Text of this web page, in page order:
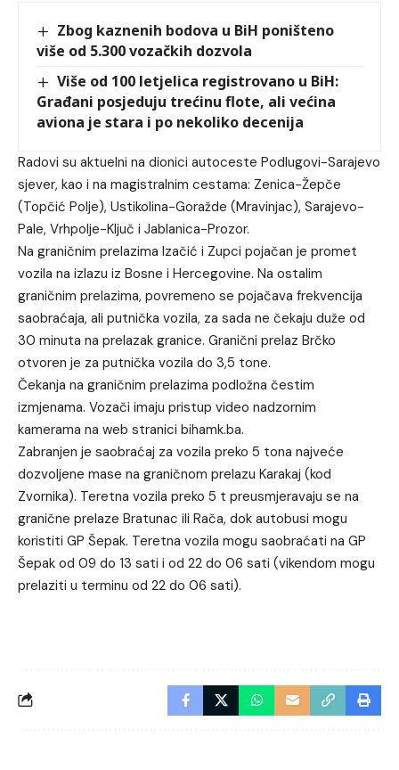
Zbog kaznenih bodova u BiH poništeno
više od 5.300 vozačkih dozvola
Više od 100 letjelica registrovano u BiH:
Građani posjeduju trećinu flote, ali većina
aviona je stara i po nekoliko decenija
Radovi su aktuelni na dionici autoceste Podlugovi-Sarajevo
sjever, kao i na magistralnim cestama: Zenica-Žepče
(Topčić Polje), Ustikolina-Goražde (Mravinjac), Sarajevo-
Pale, Vrhpolje-Ključ i Jablanica-Prozor.
Na graničnim prelazima Izačić i Zupci pojačan je promet
vozila na izlazu iz Bosne i Hercegovine. Na ostalim
graničnim prelazima, povremeno se pojačava frekvencija
saobraćaja, ali putnička vozila, za sada ne čekaju duže od
30 minuta na prelazak granice. Granični prelaz Brčko
otvoren je za putnička vozila do 3,5 tone.
Čekanja na graničnim prelazima podložna čestim
izmjenama. Vozači imaju pristup video nadzornim
kamerama na web stranici bihamk.ba.
Zabranjen je saobraćaj za vozila preko 5 tona najveće
dozvoljene mase na graničnom prelazu Karakaj (kod
Zvornika). Teretna vozila preko 5 t preusmjeravaju se na
granične prelaze Bratunac ili Rača, dok autobusi mogu
koristiti GP Šepak. Teretna vozila mogu saobraćati na GP
Šepak od 09 do 13 sati i od 22 do 06 sati (vikendom mogu
prelaziti u terminu od 22 do 06 sati).